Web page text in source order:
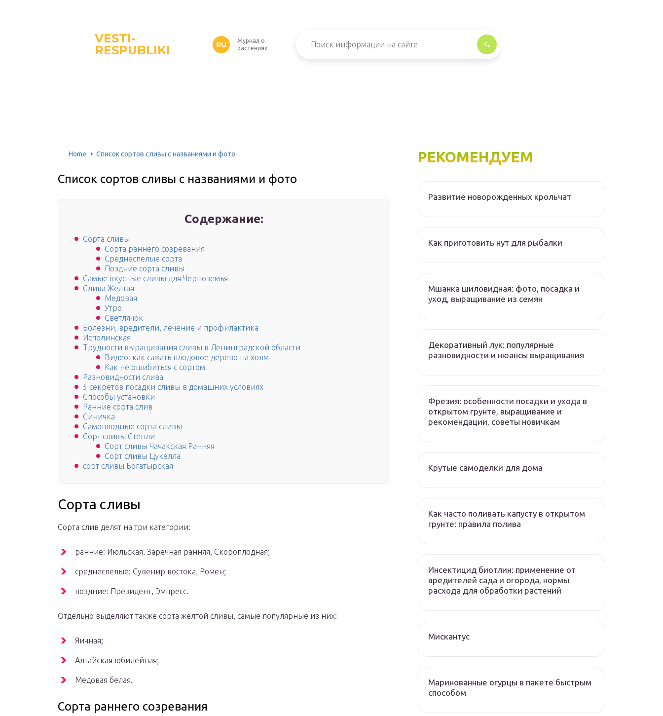
VESTI-
RESPUBLIKI
RU
Журнал о
растениях
Home Список сортов сливы с названиями и фото
Список сортов сливы с названиями и фото
Содержание:
Сорта сливы
Сорта раннего созревания
Среднеспелые сорта
Поздние сорта сливы
Самые вкусные сливы для Черноземья
Слива Желтая
Медовая
Утро
Светлячок
Болезни, вредители, лечение и профилактика
Исполинская
Трудности выращивания сливы в Ленинградской области
Видео: как сажать плодовое дерево на холм
Как не ошибиться с сортом
Разновидности слива
5 секретов посадки сливы в домашних условиях
Способы установки
Ранние сорта слив
Синичка
Самоплодные сорта сливы
Сорт сливы Стенли
Сорт сливы Чачакская Ранняя
Сорт сливы Цукелла
сорт сливы Богатырская
Сорта сливы
Сорта слив делят на три категории:
ранние: Июльская, Заречная ранняя, Скороплодная;
среднеспелые: Сувенир востока, Ромен;
поздние: Президент, Эмпресс.
Отдельно выделяют также сорта желтой сливы, самые популярные из них:
Яичная;
Алтайская юбилейная;
Медовая белая.
Сорта раннего созревания
РЕКОМЕНДУЕМ
Развитие новорожденных крольчат
Как приготовить нут для рыбалки
Мшанка шиловидная: фото, посадка и
уход, выращивание из семян
Декоративный лук: популярные
разновидности и нюансы выращивания
Фрезия: особенности посадки и ухода в
открытом грунте, выращивание и
рекомендации, советы новичкам
Крутые самоделки для дома
Как часто поливать капусту в открытом
грунте: правила полива
Инсектицид биотлин: применение от
вредителей сада и огорода, нормы
расхода для обработки растений
Мискантус
Маринованные огурцы в пакете быстрым
способом